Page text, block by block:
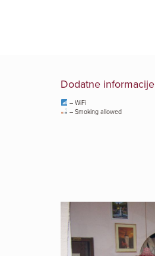
Dodatne informacije
– WiFi
– Smoking allowed